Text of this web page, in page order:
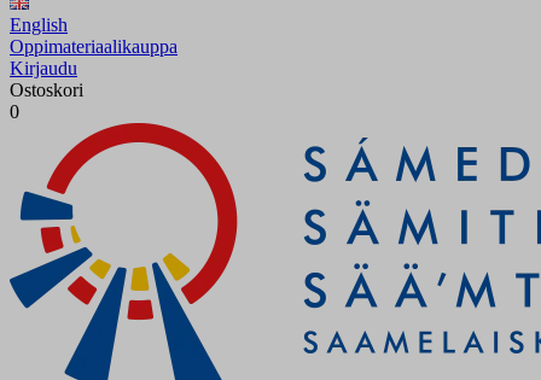
English
Oppimateriaalikauppa
Kirjaudu
Ostoskori
0